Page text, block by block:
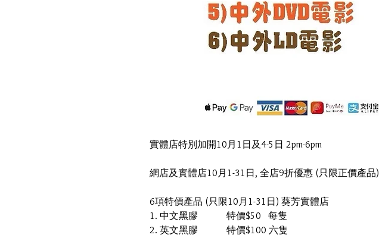
實體店特別加開10月1日及4-5日 2pm-6pm
網店及實體店10月1-31日, 全店9折優惠 (只限正價產品)
6項特價產品 (只限10月1-31日) 葵芳實體店
1. 中文黑膠            特價$50   每隻
2. 英文黑膠            特價$100 六隻